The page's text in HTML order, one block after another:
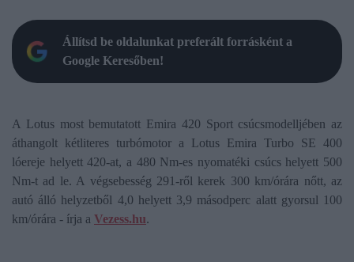
Állítsd be oldalunkat preferált forrásként a
Google Keresőben!
A Lotus most bemutatott Emira 420 Sport csúcsmodelljében az
áthangolt kétliteres turbómotor a Lotus Emira Turbo SE 400
lóereje helyett 420-at, a 480 Nm-es nyomatéki csúcs helyett 500
Nm-t ad le. A végsebesség 291-ről kerek 300 km/órára nőtt, az
autó álló helyzetből 4,0 helyett 3,9 másodperc alatt gyorsul 100
km/órára - írja a Vezess.hu.